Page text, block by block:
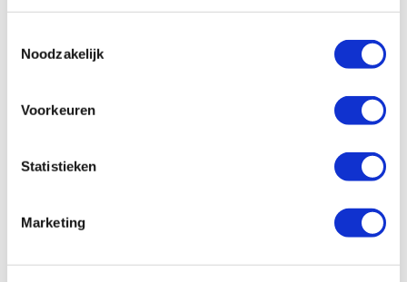
Noodzakelijk
Voorkeuren
Statistieken
Marketing